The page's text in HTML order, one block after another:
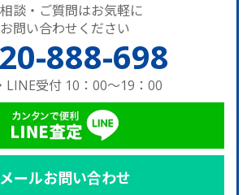
談・ご質問はお気軽に
お問い合わせください
888-698
LINE受付 10：00～19：00
メールお問い合わせ